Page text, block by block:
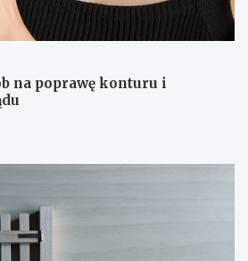
na poprawę konturu i